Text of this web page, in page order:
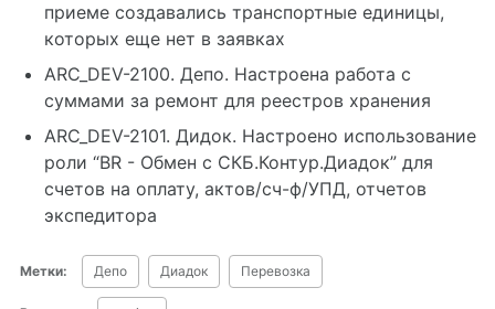
приеме создавались транспортные единицы,
которых еще нет в заявках
ARC_DEV-2100. Депо. Настроена работа с
суммами за ремонт для реестров хранения
ARC_DEV-2101. Дидок. Настроено использование
роли “BR - Обмен с СКБ.Контур.Диадок” для
счетов на оплату, актов/сч-ф/УПД, отчетов
экспедитора
Метки: Депо Диадок Перевозка